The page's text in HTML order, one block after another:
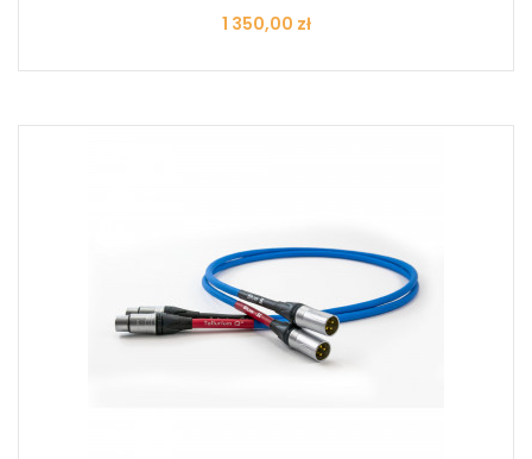
Cena
1 350,00 zł